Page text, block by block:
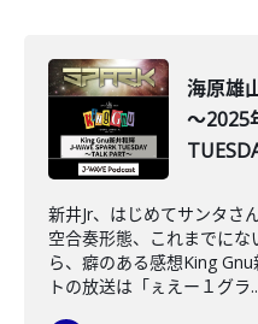
海原雄
～2025
新井Jr、はじめてサンタさ
空合奏形態、これまでに
ら、癖のある感想King
トの放送は「ぇえー１グラ